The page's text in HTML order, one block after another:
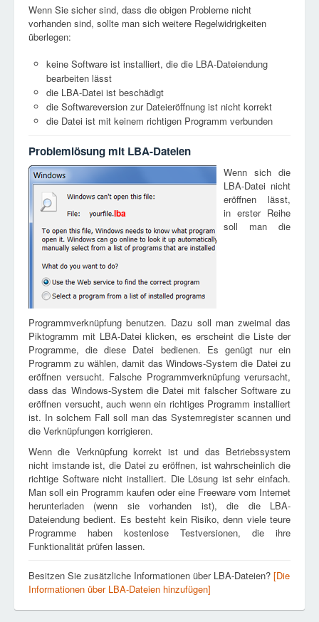
Wenn Sie sicher sind, dass die obigen Probleme nicht
vorhanden sind, sollte man sich weitere Regelwidrigkeiten
überlegen:
keine Software ist installiert, die die LBA-Dateiendung
bearbeiten lässt
die LBA-Datei ist beschädigt
die Softwareversion zur Dateieröffnung ist nicht korrekt
die Datei ist mit keinem richtigen Programm verbunden
Problemlösung mit LBA-Dateien
lba
Wenn sich die
LBA-Datei nicht
eröffnen lässt,
in erster Reihe
soll man die
Programmverknüpfung benutzen. Dazu soll man zweimal das
Piktogramm mit LBA-Datei klicken, es erscheint die Liste der
Programme, die diese Datei bedienen. Es genügt nur ein
Programm zu wählen, damit das Windows-System die Datei zu
eröffnen versucht. Falsche Programmverknüpfung verursacht,
dass das Windows-System die Datei mit falscher Software zu
eröffnen versucht, auch wenn ein richtiges Programm installiert
ist. In solchem Fall soll man das Systemregister scannen und
die Verknüpfungen korrigieren.
Wenn die Verknüpfung korrekt ist und das Betriebssystem
nicht imstande ist, die Datei zu eröffnen, ist wahrscheinlich die
richtige Software nicht installiert. Die Lösung ist sehr einfach.
Man soll ein Programm kaufen oder eine Freeware vom Internet
herunterladen (wenn sie vorhanden ist), die die LBA-
Dateiendung bedient. Es besteht kein Risiko, denn viele teure
Programme haben kostenlose Testversionen, die ihre
Funktionalität prüfen lassen.
Besitzen Sie zusätzliche Informationen über LBA-Dateien? [Die
Informationen über LBA-Dateien hinzufügen]